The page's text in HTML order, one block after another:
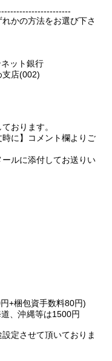
かの方法をお選び下さ
ット銀行
店(002)
おります。
に】コメント欄よりご
ルに添付してお送りい
+梱包資手数料80円)
、沖縄等は1500円
定させて頂いておりま